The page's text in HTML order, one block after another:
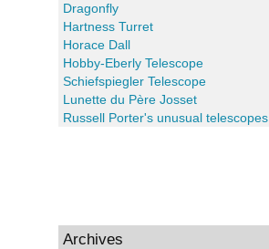
Dragonfly
Hartness Turret
Horace Dall
Hobby-Eberly Telescope
Schiefspiegler Telescope
Lunette du Père Josset
Russell Porter's unusual telescopes
Archives